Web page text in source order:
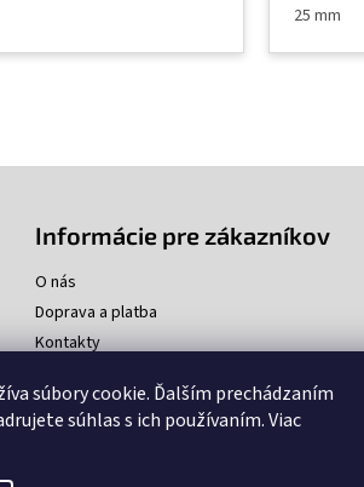
súbory cookie. Ďalším prechádzaním
súhlas s ich používaním. Viac
25 mm
Informácie pre zákazníkov
O nás
Doprava a platba
Kontakty